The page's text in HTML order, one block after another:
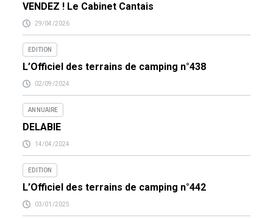
VENDEZ ! Le Cabinet Cantais
29/04/2026
EDITION
L’Officiel des terrains de camping n°438
02/09/2024
ANNUAIRE
DELABIE
14/04/2024
EDITION
L’Officiel des terrains de camping n°442
03/01/2025